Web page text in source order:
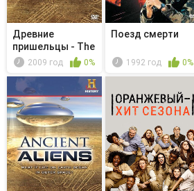
Древние
пришельцы - The
Artificial Human
2009 год 0%
Поезд смерти
1992 год 0%